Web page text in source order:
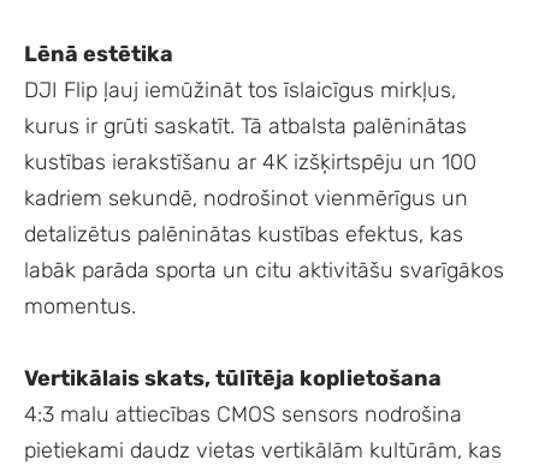
Lēnā estētika
DJI Flip ļauj iemūžināt tos īslaicīgus mirkļus,
kurus ir grūti saskatīt. Tā atbalsta palēninātas
kustības ierakstīšanu ar 4K izšķirtspēju un 100
kadriem sekundē, nodrošinot vienmērīgus un
detalizētus palēninātas kustības efektus, kas
labāk parāda sporta un citu aktivitāšu svarīgākos
momentus.
Vertikālais skats, tūlītēja koplietošana
4:3 malu attiecības CMOS sensors nodrošina
pietiekami daudz vietas vertikālām kultūrām, kas